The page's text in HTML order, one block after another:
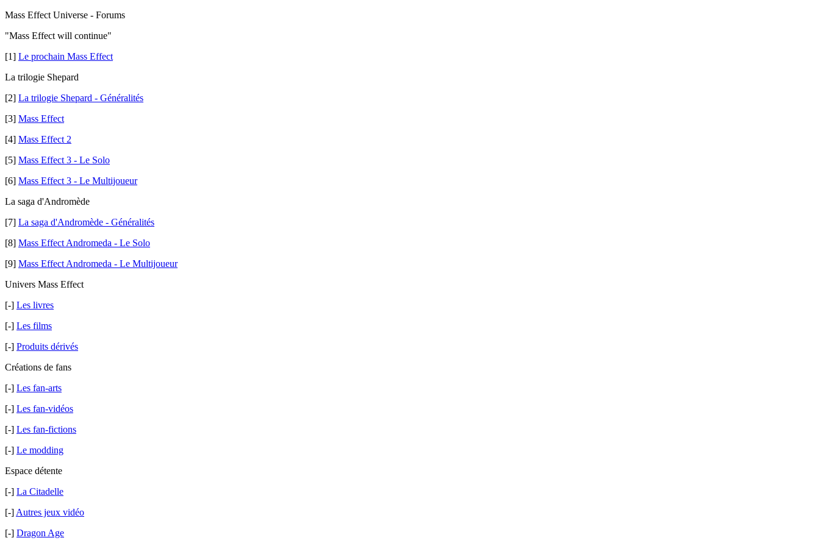
Mass Effect Universe - Forums
"Mass Effect will continue"
[1] Le prochain Mass Effect
La trilogie Shepard
[2] La trilogie Shepard - Généralités
[3] Mass Effect
[4] Mass Effect 2
[5] Mass Effect 3 - Le Solo
[6] Mass Effect 3 - Le Multijoueur
La saga d'Andromède
[7] La saga d'Andromède - Généralités
[8] Mass Effect Andromeda - Le Solo
[9] Mass Effect Andromeda - Le Multijoueur
Univers Mass Effect
[-] Les livres
[-] Les films
[-] Produits dérivés
Créations de fans
[-] Les fan-arts
[-] Les fan-vidéos
[-] Les fan-fictions
[-] Le modding
Espace détente
[-] La Citadelle
[-] Autres jeux vidéo
[-] Dragon Age